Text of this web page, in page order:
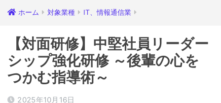
ホーム 対象業種 IT、情報通信業
【対面研修】中堅社員リーダー
シップ強化研修 ～後輩の心を
つかむ指導術～
2025年10月16日